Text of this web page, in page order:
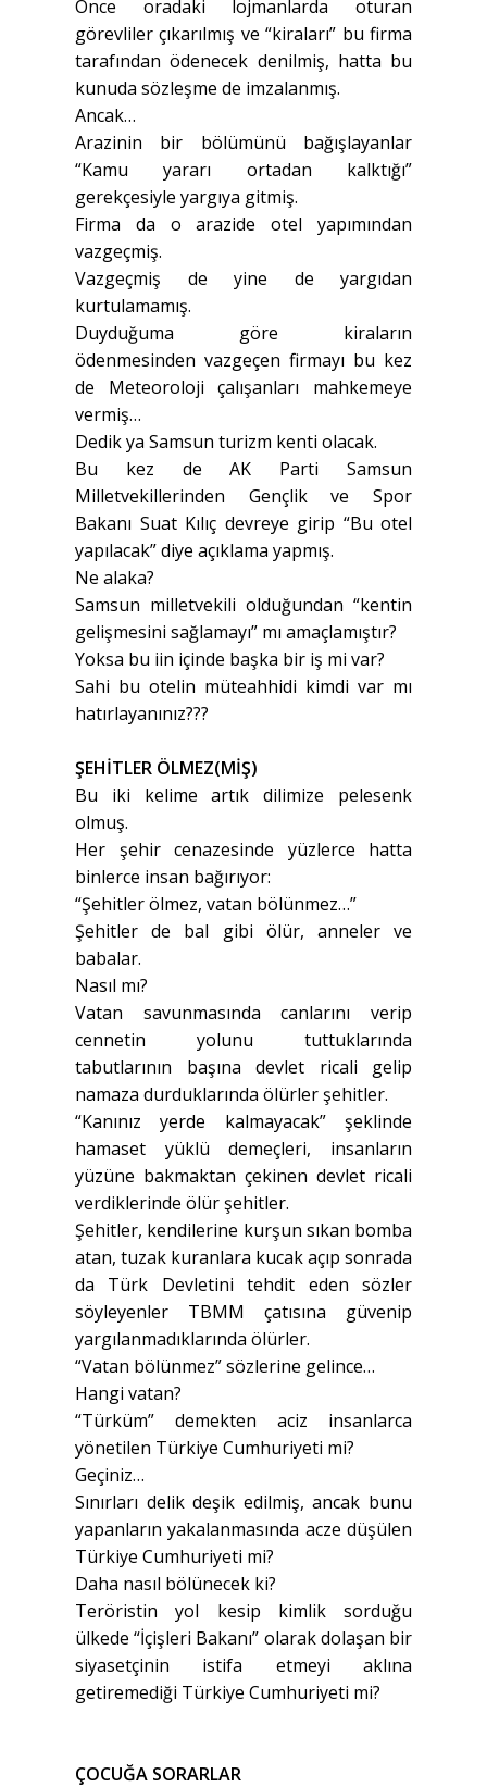
Önce oradaki lojmanlarda oturan
görevliler çıkarılmış ve “kiraları” bu firma
tarafından ödenecek denilmiş, hatta bu
kunuda sözleşme de imzalanmış.
Ancak…
Arazinin bir bölümünü bağışlayanlar
“Kamu yararı ortadan kalktığı”
gerekçesiyle yargıya gitmiş.
Firma da o arazide otel yapımından
vazgeçmiş.
Vazgeçmiş de yine de yargıdan
kurtulamamış.
Duyduğuma göre kiraların
ödenmesinden vazgeçen firmayı bu kez
de Meteoroloji çalışanları mahkemeye
vermiş…
Dedik ya Samsun turizm kenti olacak.
Bu kez de AK Parti Samsun
Milletvekillerinden Gençlik ve Spor
Bakanı Suat Kılıç devreye girip “Bu otel
yapılacak” diye açıklama yapmış.
Ne alaka?
Samsun milletvekili olduğundan “kentin
gelişmesini sağlamayı” mı amaçlamıştır?
Yoksa bu iin içinde başka bir iş mi var?
Sahi bu otelin müteahhidi kimdi var mı
hatırlayanınız???
ŞEHİTLER ÖLMEZ(MİŞ)
Bu iki kelime artık dilimize pelesenk
olmuş.
Her şehir cenazesinde yüzlerce hatta
binlerce insan bağırıyor:
“Şehitler ölmez, vatan bölünmez…”
Şehitler de bal gibi ölür, anneler ve
babalar.
Nasıl mı?
Vatan savunmasında canlarını verip
cennetin yolunu tuttuklarında
tabutlarının başına devlet ricali gelip
namaza durduklarında ölürler şehitler.
“Kanınız yerde kalmayacak” şeklinde
hamaset yüklü demeçleri, insanların
yüzüne bakmaktan çekinen devlet ricali
verdiklerinde ölür şehitler.
Şehitler, kendilerine kurşun sıkan bomba
atan, tuzak kuranlara kucak açıp sonrada
da Türk Devletini tehdit eden sözler
söyleyenler TBMM çatısına güvenip
yargılanmadıklarında ölürler.
“Vatan bölünmez” sözlerine gelince…
Hangi vatan?
“Türküm” demekten aciz insanlarca
yönetilen Türkiye Cumhuriyeti mi?
Geçiniz…
Sınırları delik deşik edilmiş, ancak bunu
yapanların yakalanmasında acze düşülen
Türkiye Cumhuriyeti mi?
Daha nasıl bölünecek ki?
Teröristin yol kesip kimlik sorduğu
ülkede “İçişleri Bakanı” olarak dolaşan bir
siyasetçinin istifa etmeyi aklına
getiremediği Türkiye Cumhuriyeti mi?
ÇOCUĞA SORARLAR